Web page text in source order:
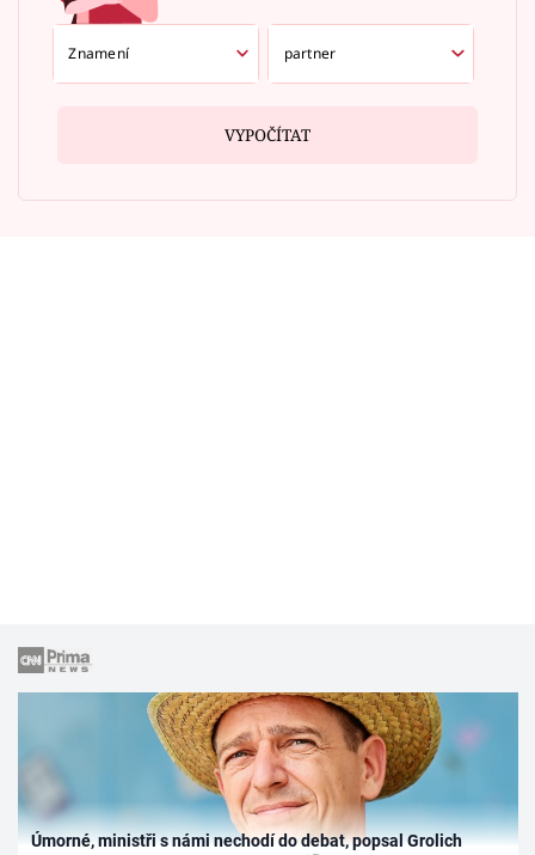
VYPOČÍTAT
Úmorné, ministři s námi nechodí do debat, popsal Grolich